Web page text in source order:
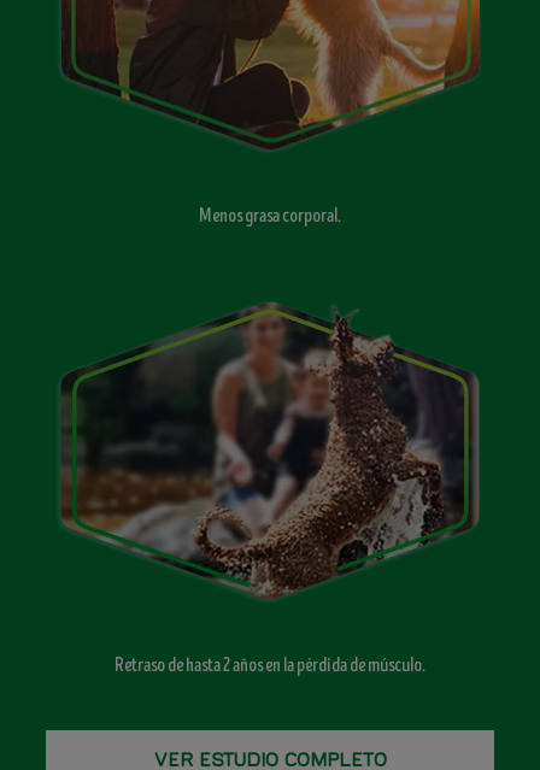
Menos grasa corporal.
Retraso de hasta 2 años en la pérdida de músculo.
VER ESTUDIO COMPLETO